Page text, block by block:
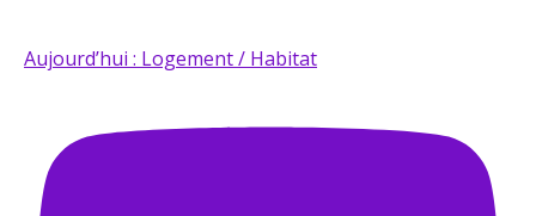
Aujourd’hui : Logement / Habitat